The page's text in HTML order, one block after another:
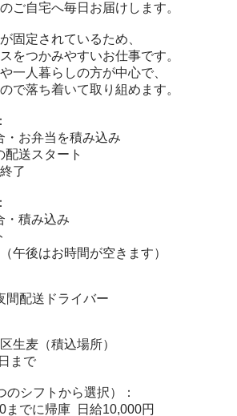
ご自宅へ毎日お届けします。
固定されているため、
をつかみやすいお仕事です。
一人暮らしの方が中心で、
で落ち着いて取り組めます。
・お弁当を積み込み
配送スタート
了
・積み込み
午後はお時間が空きます）
間配送ドライバー
生麦（積込場所）
まで
シフトから選択）：
までに帰庫  日給10,000円